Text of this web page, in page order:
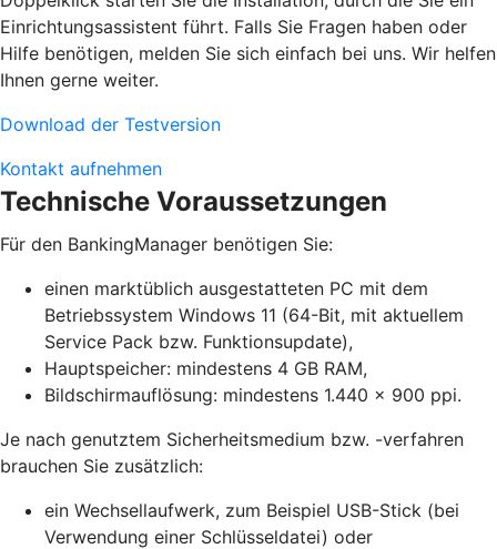
Einrichtungsassistent führt. Falls Sie Fragen haben oder
Hilfe benötigen, melden Sie sich einfach bei uns. Wir helfen
Ihnen gerne weiter.
Download der Testversion
Kontakt aufnehmen
Technische Voraussetzungen
Für den BankingManager benötigen Sie:
einen marktüblich ausgestatteten PC mit dem
Betriebssystem Windows 11 (64-Bit, mit aktuellem
Service Pack bzw. Funktionsupdate),
Hauptspeicher: mindestens 4 GB RAM,
Bildschirmauflösung: mindestens 1.440 x 900 ppi.
Je nach genutztem Sicherheitsmedium bzw. -verfahren
brauchen Sie zusätzlich:
ein Wechsellaufwerk, zum Beispiel USB-Stick (bei
Verwendung einer Schlüsseldatei) oder